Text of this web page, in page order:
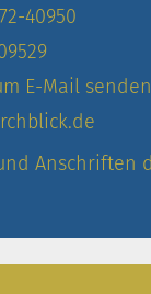
40950
E-Mail senden
Anschriften